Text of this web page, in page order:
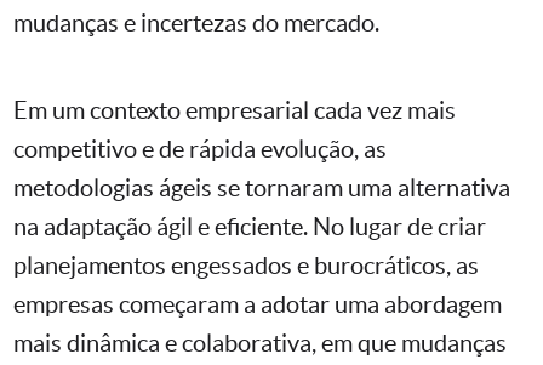
mudanças e incertezas do mercado.
Em um contexto empresarial cada vez mais
competitivo e de rápida evolução, as
metodologias ágeis se tornaram uma alternativa
na adaptação ágil e eficiente. No lugar de criar
planejamentos engessados e burocráticos, as
empresas começaram a adotar uma abordagem
mais dinâmica e colaborativa, em que mudanças